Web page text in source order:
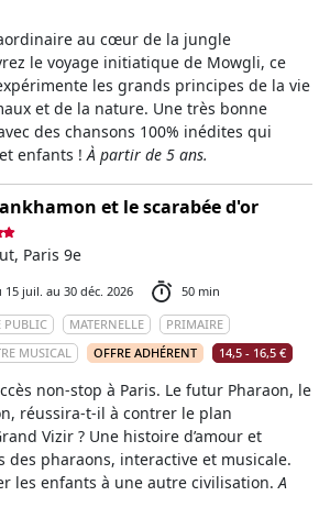
au cœur de la jungle
le voyage initiatique de Mowgli, ce
les grands principes de la vie
et de la nature. Une très bonne
des chansons 100% inédites qui
enfants !À partir de 5 ans.
et le scarabée d'or
Paris 9e
15 juil. au 30 déc. 2026
50 min
PUBLIC
MATERNELLE
PRIMAIRE
MUSICAL
OFFRE ADHÉRENT 14,5 - 16,5 €
non-stop à Paris. Le futur Pharaon, le
réussira-t-il à contrer le plan
Vizir ? Une histoire d’amour et
des pharaons, interactive et musicale.
les enfants à une autre civilisation.A